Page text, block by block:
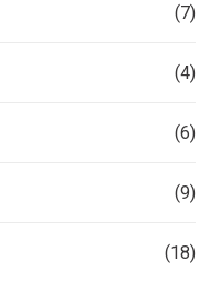
(7)
(4)
(6)
(9)
(18)